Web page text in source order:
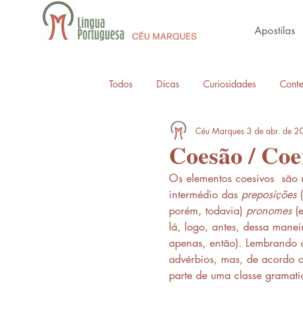
Apostilas
Todos Dicas Curiosidades
Coesão /
Céu Marques 3 de abr. de
Os elementos coesivos
intermédio das preposições
porém, todavia) pronomes
lá, logo, antes, dessa
apenas, então). Lembrando
advérbios, mas, de acordo
parte de uma classe